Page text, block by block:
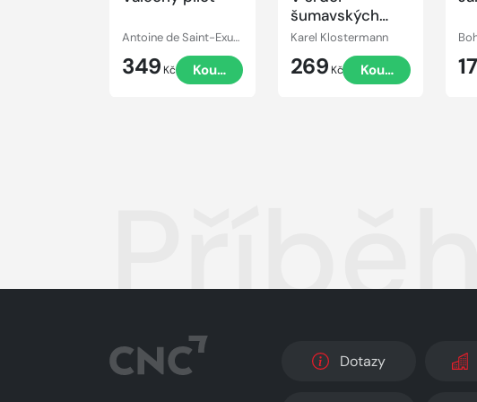
Antoine de Saint-Exupéry
349 Kč Koupit
šumavských
hvozdů
Karel Klostermann
269 Kč Koupit
Dotazy